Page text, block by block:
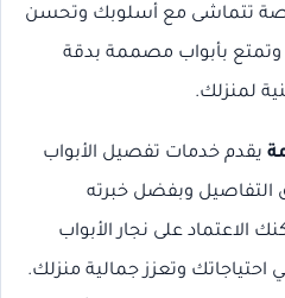
تتماشى مع أسلوبك وتحسن
وتمتع بأبواب مصممة بدقة
لمنزلك.
يقدم خدمات تفصيل الأبواب
التفاصيل وبفضل خبرته
الاعتماد على نجار الأبواب
احتياجاتك وتعزز جمالية منزلك.